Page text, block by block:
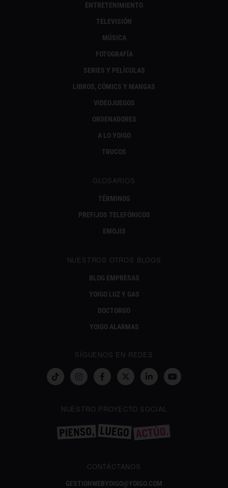
ENTRETENIMIENTO
TELEVISIÓN
MÚSICA
FOTOGRAFÍA
SERIES Y PELÍCULAS
LIBROS, CÓMICS Y MANGAS
VIDEOJUEGOS
ORDENADORES
A LO YOIGO
TRUCOS
GLOSARIOS
TÉRMINOS
PREFIJOS TELEFÓNICOS
EMOJIS
NUESTROS OTROS BLOGS
BLOG EMPRESAS
YOIGO LUZ Y GAS
DOCTORGO
YOIGO ALARMAS
SÍGUENOS EN REDES
NUESTRO PROYECTO SOCIAL
CONTÁCTANOS
GESTIONWEBYOIGO@YOIGO.COM